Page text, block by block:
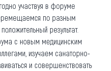
участвуя в форуме
по разным
результат.
с новым медицинским
изучаем санаторно-
и совершенствовать